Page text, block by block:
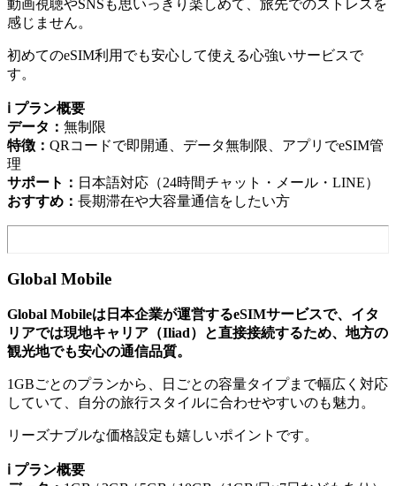
動画視聴やSNSも思いっきり楽しめて、旅先でのストレスを
感じません。
初めてのeSIM利用でも安心して使える心強いサービスで
す。
ℹ️ プラン概要
データ： 無制限
特徴： QRコードで即開通、データ無制限、アプリでeSIM管
理
サポート： 日本語対応（24時間チャット・メール・LINE）
おすすめ： 長期滞在や大容量通信をしたい方
Global Mobile
Global Mobileは日本企業が運営するeSIMサービスで、イタ
リアでは現地キャリア（Iliad）と直接接続するため、地方の
観光地でも安心の通信品質。
1GBごとのプランから、日ごとの容量タイプまで幅広く対応
していて、自分の旅行スタイルに合わせやすいのも魅力。
リーズナブルな価格設定も嬉しいポイントです。
ℹ️ プラン概要